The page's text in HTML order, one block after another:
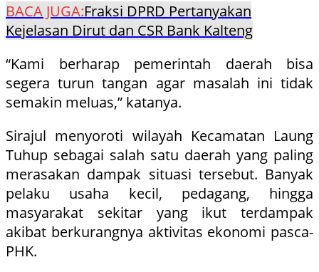
BACA JUGA:Fraksi DPRD Pertanyakan
Kejelasan Dirut dan CSR Bank Kalteng
“Kami berharap pemerintah daerah bisa
segera turun tangan agar masalah ini tidak
semakin meluas,” katanya.
Sirajul menyoroti wilayah Kecamatan Laung
Tuhup sebagai salah satu daerah yang paling
merasakan dampak situasi tersebut. Banyak
pelaku usaha kecil, pedagang, hingga
masyarakat sekitar yang ikut terdampak
akibat berkurangnya aktivitas ekonomi pasca-
PHK.